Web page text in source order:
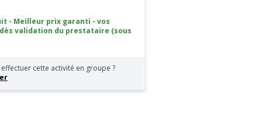
- Meilleur prix garanti - vos
validation du prestataire (sous
cette activité en groupe ?